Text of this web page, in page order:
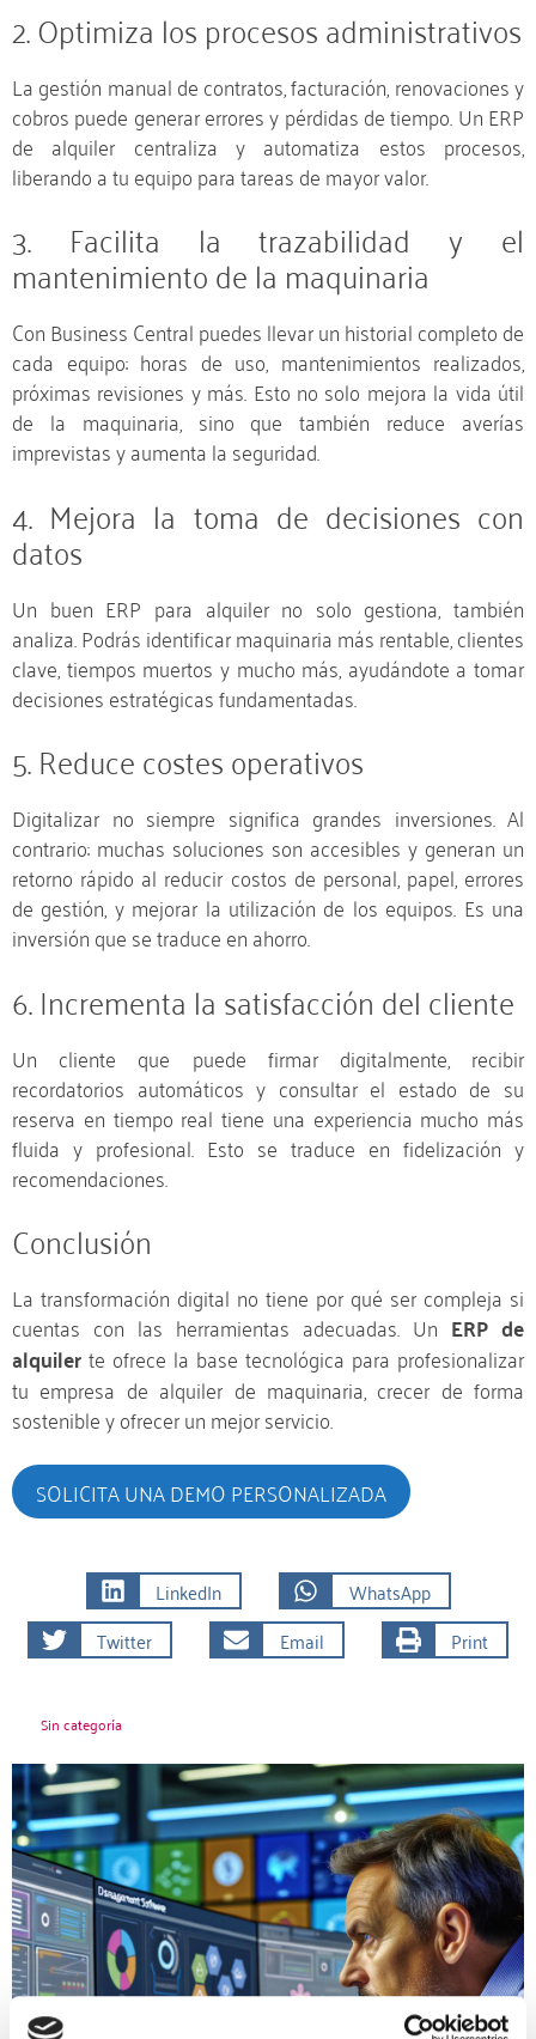
2. Optimiza los procesos administrativos
La gestión manual de contratos, facturación, renovaciones y
cobros puede generar errores y pérdidas de tiempo. Un ERP
de alquiler centraliza y automatiza estos procesos,
liberando a tu equipo para tareas de mayor valor.
3. Facilita la trazabilidad y el
mantenimiento de la maquinaria
Con Business Central puedes llevar un historial completo de
cada equipo: horas de uso, mantenimientos realizados,
próximas revisiones y más. Esto no solo mejora la vida útil
de la maquinaria, sino que también reduce averías
imprevistas y aumenta la seguridad.
4. Mejora la toma de decisiones con
datos
Un buen ERP para alquiler no solo gestiona, también
analiza. Podrás identificar maquinaria más rentable, clientes
clave, tiempos muertos y mucho más, ayudándote a tomar
decisiones estratégicas fundamentadas.
5. Reduce costes operativos
Digitalizar no siempre significa grandes inversiones. Al
contrario: muchas soluciones son accesibles y generan un
retorno rápido al reducir costos de personal, papel, errores
de gestión, y mejorar la utilización de los equipos. Es una
inversión que se traduce en ahorro.
6. Incrementa la satisfacción del cliente
Un cliente que puede firmar digitalmente, recibir
recordatorios automáticos y consultar el estado de su
reserva en tiempo real tiene una experiencia mucho más
fluida y profesional. Esto se traduce en fidelización y
recomendaciones.
Conclusión
La transformación digital no tiene por qué ser compleja si
cuentas con las herramientas adecuadas. Un ERP de
alquilerte ofrece la base tecnológica para profesionalizar
tu empresa de alquiler de maquinaria, crecer de forma
sostenible y ofrecer un mejor servicio.
SOLICITA UNA DEMO PERSONALIZADA
LinkedIn
WhatsApp
Twitter
Email Print
Sin categoría